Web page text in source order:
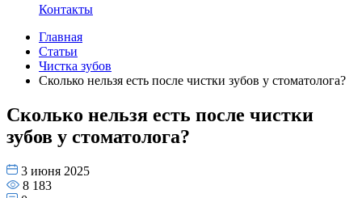
Контакты
Главная
Статьи
Чистка зубов
Сколько нельзя есть после чистки зубов у стоматолога?
Сколько нельзя есть после чистки
зубов у стоматолога?
3 июня 2025
8 183